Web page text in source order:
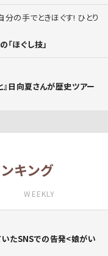
分の手でときほぐす! ひとり
ほぐし技」
』日向夏さんが歴史ツアー
キング
WEEKLY
いたSNSでの告発<娘がい